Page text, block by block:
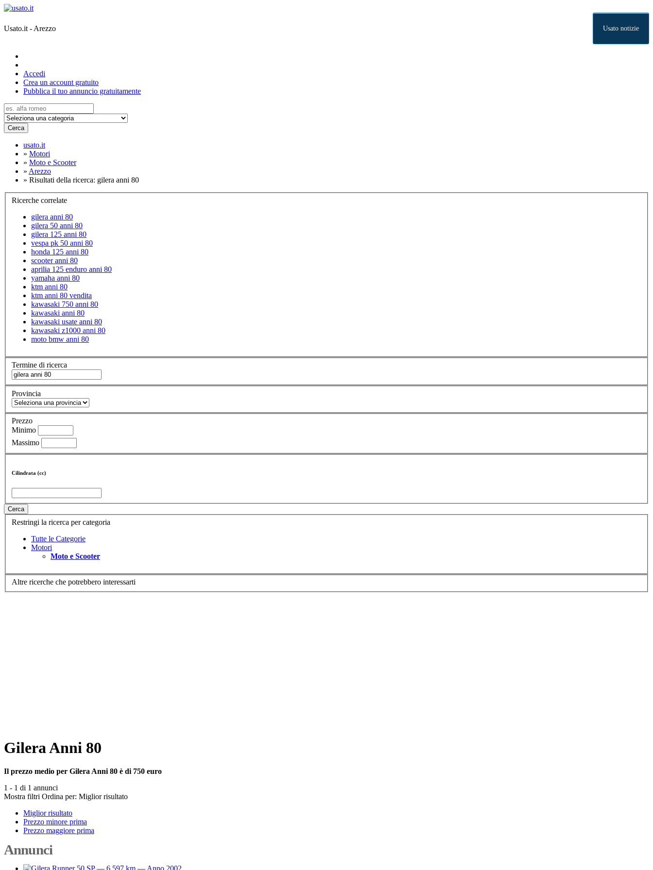
Usato.it - Arezzo Usato notizie
Accedi
Crea un account gratuito
Pubblica il tuo annuncio gratuitamente
Cerca
usato.it
» Motori
» Moto e Scooter
» Arezzo
» Risultati della ricerca: gilera anni 80
Ricerche correlate
gilera anni 80
gilera 50 anni 80
gilera 125 anni 80
vespa pk 50 anni 80
honda 125 anni 80
scooter anni 80
aprilia 125 enduro anni 80
yamaha anni 80
ktm anni 80
ktm anni 80 vendita
kawasaki 750 anni 80
kawasaki anni 80
kawasaki usate anni 80
kawasaki z1000 anni 80
moto bmw anni 80
Termine di ricerca
Provincia
Prezzo
Minimo
Massimo
Cilindrata (cc)
Cerca
Restringi la ricerca per categoria
Tutte le Categorie
Motori
Moto e Scooter
Altre ricerche che potrebbero interessarti
Gilera Anni 80
Il prezzo medio per Gilera Anni 80 è di 750 euro
1 - 1 di 1 annunci
Mostra filtri Ordina per: Miglior risultato
Miglior risultato
Prezzo minore prima
Prezzo maggiore prima
Annunci